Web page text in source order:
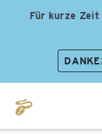
Für kurze Zeit